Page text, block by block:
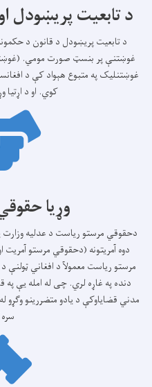
د تابعیت پریښودل
د تابعیت پریښودل د قانون د
غوښتنې پر بنسټ صورت مومي.
غوښتنلیک په متبوع هېواد کې د
کوي. او د
وړیا
دحقوقي مرستو ریاست د عدلیه وزارت
دوه آمریتونه (دحقوقي مرستو
مرستو ریاست معمولآ د افغاني ټولنې
دنده په غاړه لري. چی له امله یې په
مدني قضایاوکې د یادو متضررینو وګړو